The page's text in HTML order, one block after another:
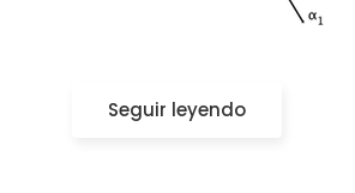
Seguir leyendo